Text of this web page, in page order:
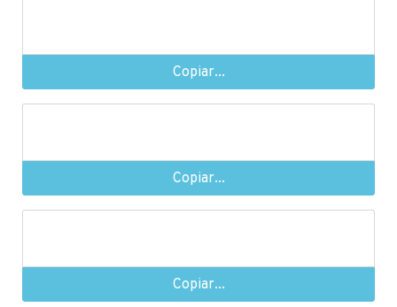
Copiar...
Copiar...
Copiar...